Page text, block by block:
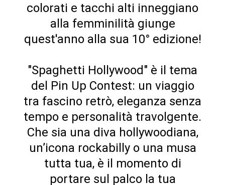
colorati e tacchi alti inneggiano
alla femminilità giunge
quest'anno alla sua 10° edizione!
"Spaghetti Hollywood" è il tema
del Pin Up Contest: un viaggio
tra fascino retrò, eleganza senza
tempo e personalità travolgente.
Che sia una diva hollywoodiana,
un’icona rockabilly o una musa
tutta tua, è il momento di
portare sul palco la tua